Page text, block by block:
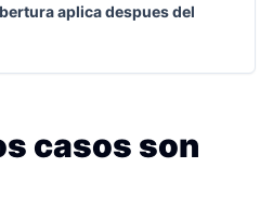
aplica despues del
casos son